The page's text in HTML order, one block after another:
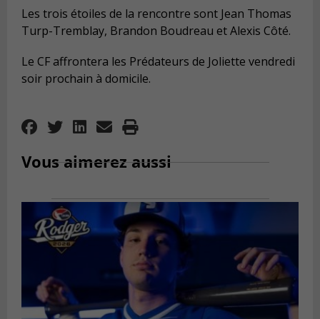
Les trois étoiles de la rencontre sont Jean Thomas
Turp-Tremblay, Brandon Boudreau et Alexis Côté.
Le CF affrontera les Prédateurs de Joliette vendredi
soir prochain à domicile.
Vous aimerez aussi